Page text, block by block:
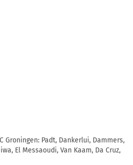
Groningen: Padt, Dankerlui, Dammers,
El Messaoudi, Van Kaam, Da Cruz,